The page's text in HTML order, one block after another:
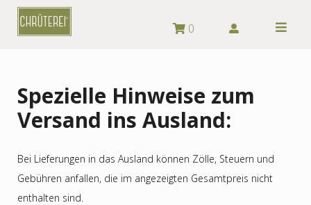
content
0
Spezielle Hinweise zum
Versand ins Ausland:
Bei Lieferungen in das Ausland können Zölle, Steuern und
Gebühren anfallen, die im angezeigten Gesamtpreis nicht
enthalten sind.